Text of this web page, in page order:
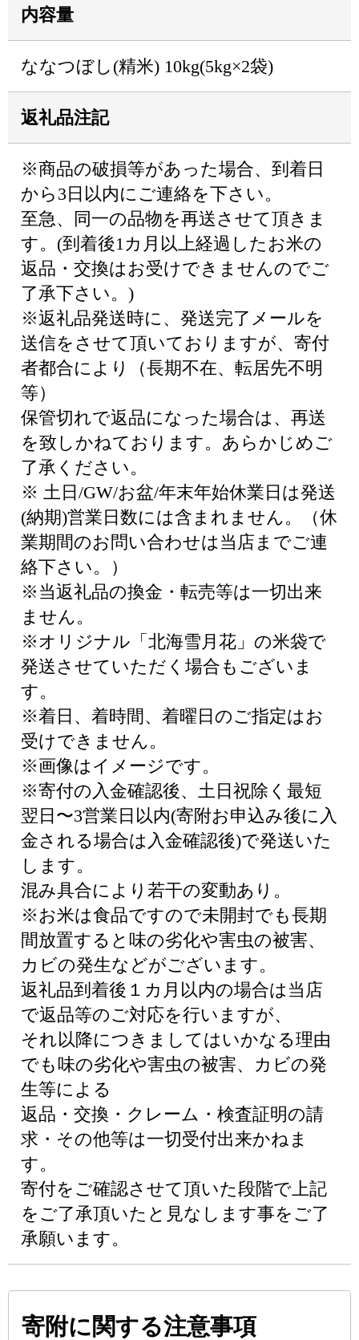
内容量
ななつぼし(精米) 10kg(5kg×2袋)
返礼品注記
※商品の破損等があった場合、到着日
から3日以内にご連絡を下さい。
至急、同一の品物を再送させて頂きま
す。(到着後1カ月以上経過したお米の
返品・交換はお受けできませんのでご
了承下さい。)
※返礼品発送時に、発送完了メールを
送信をさせて頂いておりますが、寄付
者都合により（長期不在、転居先不明
等）
保管切れで返品になった場合は、再送
を致しかねております。あらかじめご
了承ください。
※ 土日/GW/お盆/年末年始休業日は発送
(納期)営業日数には含まれません。（休
業期間のお問い合わせは当店までご連
絡下さい。）
※当返礼品の換金・転売等は一切出来
ません。
※オリジナル「北海雪月花」の米袋で
発送させていただく場合もございま
す。
※着日、着時間、着曜日のご指定はお
受けできません。
※画像はイメージです。
※寄付の入金確認後、土日祝除く最短
翌日〜3営業日以内(寄附お申込み後に入
金される場合は入金確認後)で発送いた
します。
混み具合により若干の変動あり。
※お米は食品ですので未開封でも長期
間放置すると味の劣化や害虫の被害、
カビの発生などがございます。
返礼品到着後１カ月以内の場合は当店
で返品等のご対応を行いますが、
それ以降につきましてはいかなる理由
でも味の劣化や害虫の被害、カビの発
生等による
返品・交換・クレーム・検査証明の請
求・その他等は一切受付出来かねま
す。
寄付をご確認させて頂いた段階で上記
をご了承頂いたと見なします事をご了
承願います。
寄附に関する注意事項